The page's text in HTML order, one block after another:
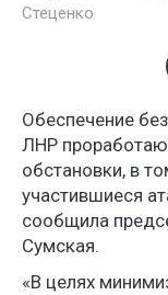
Стеценко
Обеспечение
ЛНР
обстановки, в
участившиеся
сообщила
Сумская.
«В целях